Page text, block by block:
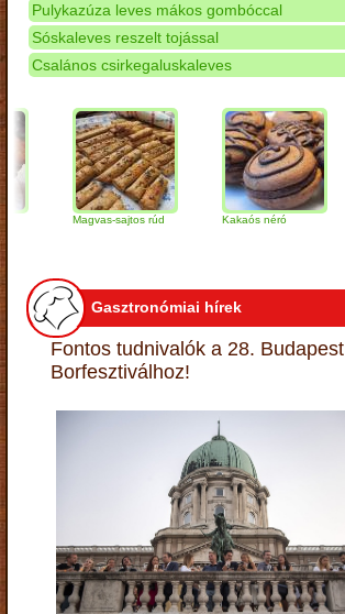
Pulykazúza leves mákos gombóccal
Sóskaleves reszelt tojással
Csalános csirkegaluskaleves
Magvas-sajtos rúd Kakaós néró
Gasztronómiai hírek
Fontos tudnivalók a 28. Budapest
Borfesztiválhoz!